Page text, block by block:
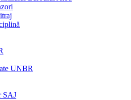
UNBR
SAJ